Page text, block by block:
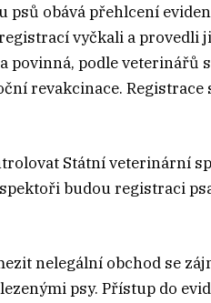
psů obává přehlcení
vyčkali a provedli
povinná, podle veterinářů
revakcinace.
Státní veterinární
budou registraci
nelegální obchod se
psy. Přístup do